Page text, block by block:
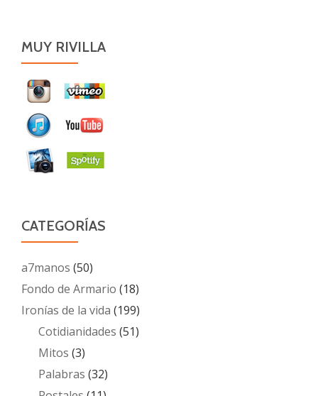
MUY RIVILLA
CATEGORÍAS
a7manos (50)
Fondo de Armario (18)
Ironías de la vida (199)
Cotidianidades (51)
Mitos (3)
Palabras (32)